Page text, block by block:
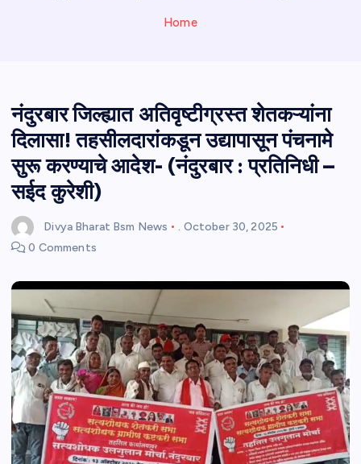
Home
नंदुरबार जिल्ह्यात अतिवृष्टीग्रस्त शेतकऱ्यांना
दिलासा! तहसीलदारांकडून उद्यापासून पंचनामे
सुरू करण्याचे आदेश- (नंदुरबार : प्रतिनिधी –
सईद कुरेशी)
Divya Bharat Bsm News . October 30, 2025
0 Comments